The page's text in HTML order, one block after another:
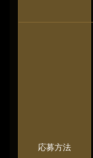
応募方法